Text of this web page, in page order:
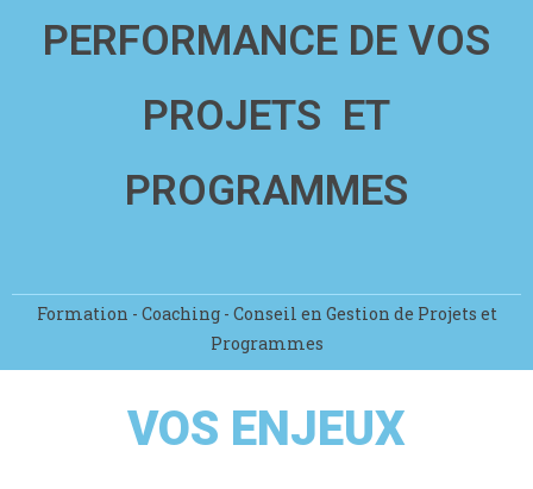
PERFORMANCE DE VOS
PROJETS ET
PROGRAMMES
Formation - Coaching - Conseil en Gestion de Projets et
Programmes
VOS ENJEUX